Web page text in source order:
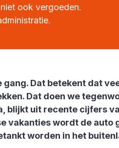
ook vergoeden.
Dat betekent dat
Dat doen we
blijkt uit recente cijfers
vakanties wordt de auto
worden in het